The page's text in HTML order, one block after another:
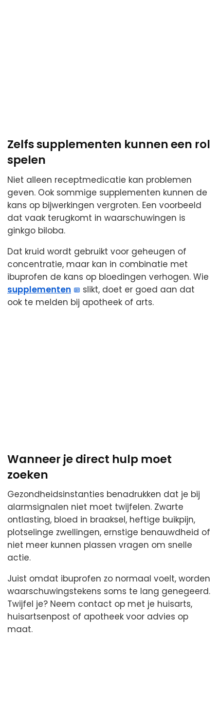
Zelfs supplementen kunnen een rol
spelen
Niet alleen receptmedicatie kan problemen
geven. Ook sommige supplementen kunnen de
kans op bijwerkingen vergroten. Een voorbeeld
dat vaak terugkomt in waarschuwingen is
ginkgo biloba.
Dat kruid wordt gebruikt voor geheugen of
concentratie, maar kan in combinatie met
ibuprofen de kans op bloedingen verhogen. Wie
supplementen
slikt, doet er goed aan dat
ook te melden bij apotheek of arts.
Wanneer je direct hulp moet
zoeken
Gezondheidsinstanties benadrukken dat je bij
alarmsignalen niet moet twijfelen. Zwarte
ontlasting, bloed in braaksel, heftige buikpijn,
plotselinge zwellingen, ernstige benauwdheid of
niet meer kunnen plassen vragen om snelle
actie.
Juist omdat ibuprofen zo normaal voelt, worden
waarschuwingstekens soms te lang genegeerd.
Twijfel je? Neem contact op met je huisarts,
huisartsenpost of apotheek voor advies op
maat.